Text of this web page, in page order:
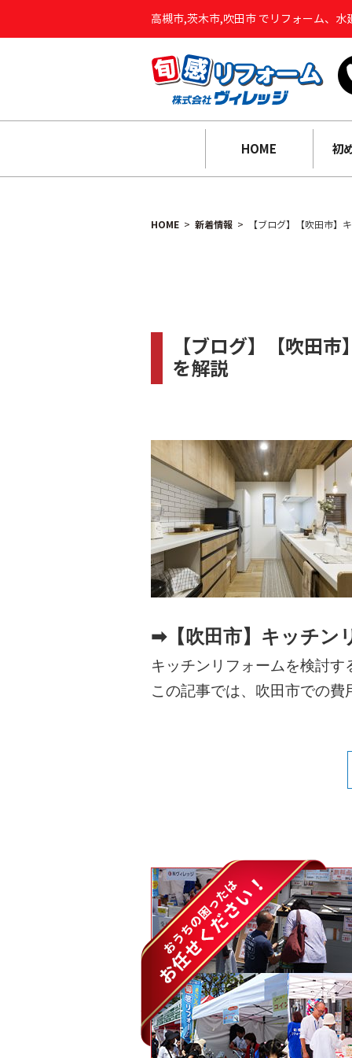
高槻市,茨木市,吹田市 でリフォーム、
HOME 初
HOME 新着情報 【ブログ】【吹田市】
【ブログ】【吹田
を解説
➡【吹田市】キッチン
キッチンリフォームを検討
この記事では、吹田市での